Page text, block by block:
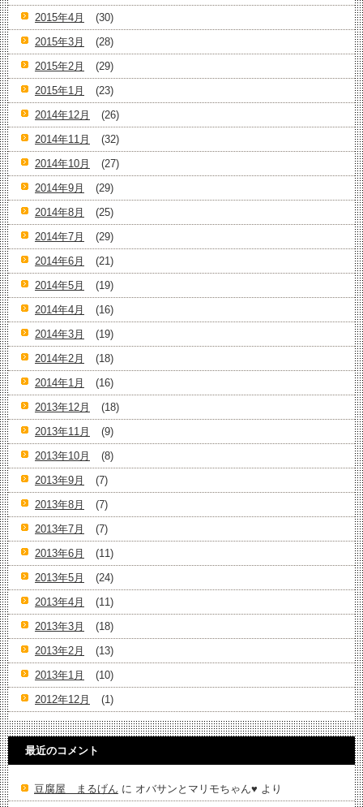
2015年4月
(30)
2015年3月
(28)
2015年2月
(29)
2015年1月
(23)
2014年12月
(26)
2014年11月
(32)
2014年10月
(27)
2014年9月
(29)
2014年8月
(25)
2014年7月
(29)
2014年6月
(21)
2014年5月
(19)
2014年4月
(16)
2014年3月
(19)
2014年2月
(18)
2014年1月
(16)
2013年12月
(18)
2013年11月
(9)
2013年10月
(8)
2013年9月
(7)
2013年8月
(7)
2013年7月
(7)
2013年6月
(11)
2013年5月
(24)
2013年4月
(11)
2013年3月
(18)
2013年2月
(13)
2013年1月
(10)
2012年12月
(1)
最近のコメント
豆腐屋 まるげん に オバサンとマリモちゃん♥️ より